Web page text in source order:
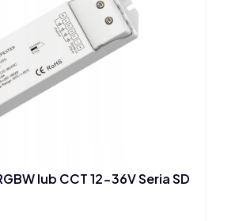
lub CCT 12-36V Seria SD